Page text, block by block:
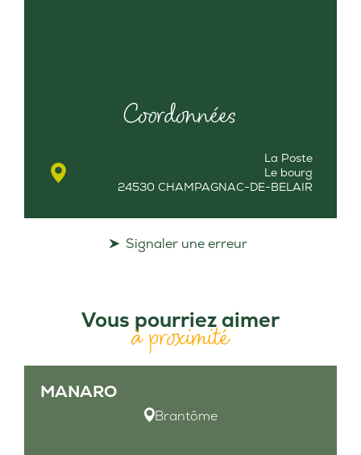
Coordonnées
La Poste
Le bourg
24530 CHAMPAGNAC-DE-BELAIR
Signaler une erreur
Vous pourriez aimer
à proximité
MANARO
Brantôme